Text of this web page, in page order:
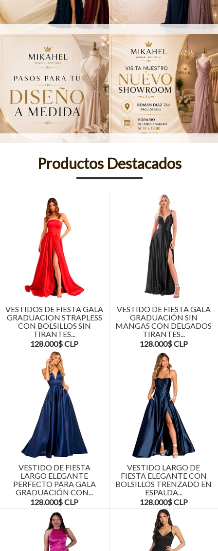
Productos Destacados
VESTIDOS DE FIESTA GALA
GRADUACION STRAPLESS
CON BOLSILLOS SIN
TIRANTES...
128.000$ CLP
VESTIDO DE FIESTA GALA
GRADUACIÓN SIN
MANGAS CON DELGADOS
TIRANTES...
128.000$ CLP
VESTIDO DE FIESTA
LARGO ELEGANTE
PERFECTO PARA GALA
GRADUACIÓN CON...
128.000$ CLP
VESTIDO LARGO DE
FIESTA ELEGANTE CON
BOLSILLOS TRENZADO EN
ESPALDA...
128.000$ CLP